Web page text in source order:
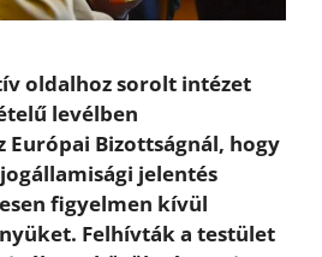
oldalhoz sorolt intézet
levélben
Európai Bizottságnál, hogy
jelentés
figyelmen kívül
Felhívták a testület